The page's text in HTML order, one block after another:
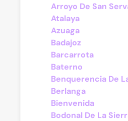
Arroyo De San
Atalaya
Azuaga
Badajoz
Barcarrota
Baterno
Benquerencia De
Berlanga
Bienvenida
Bodonal De La